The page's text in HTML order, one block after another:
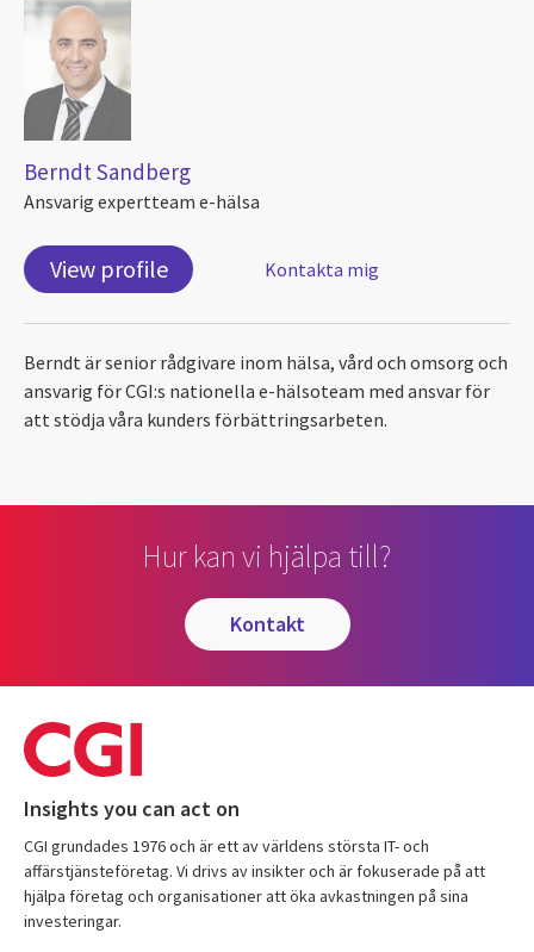
Berndt Sandberg
Ansvarig expertteam e-hälsa
View profile Kontakta mig
Berndt är senior rådgivare inom hälsa, vård och omsorg och
ansvarig för CGI:s nationella e-hälsoteam med ansvar för
att stödja våra kunders förbättringsarbeten.
Hur kan vi hjälpa till?
kontakt
Insights you can act on
CGI grundades 1976 och är ett av världens största IT- och
affärstjänsteföretag. Vi drivs av insikter och är fokuserade på att
hjälpa företag och organisationer att öka avkastningen på sina
investeringar.